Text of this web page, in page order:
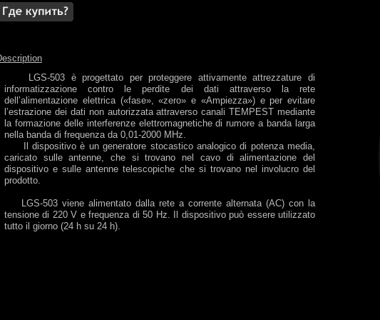
LGS-503 è progettato per proteggere attivamente attrezzature di
informatizzazione contro le perdite dei dati attraverso la rete
dell’alimentazione elettrica («fase», «zero» e «Ampiezza») e per evitare
l’estrazione dei dati non autorizzata attraverso canali TEMPEST mediante
la formazione delle interferenze elettromagnetiche di rumore a banda larga
nella banda di frequenza da 0,01-2000 MHz.
Il dispositivo è un generatore stocastico analogico di potenza media,
caricato sulle antenne, che si trovano nel cavo di alimentazione del
dispositivo e sulle antenne telescopiche che si trovano nel involucro del
prodotto.
LGS-503 viene alimentato dalla rete a corrente alternata (AC) con la
tensione di 220 V e frequenza di 50 Hz. Il dispositivo può essere utilizzato
tutto il giorno (24 h su 24 h).